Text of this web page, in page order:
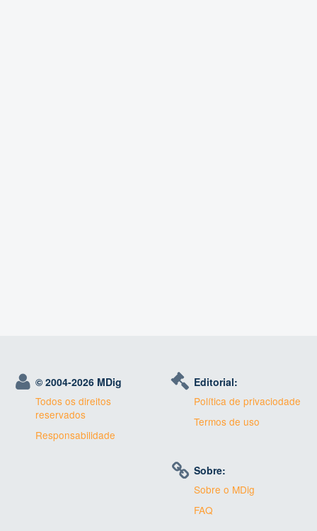
© 2004-2026 MDig
Todos os direitos
reservados
Responsabilidade
Editorial:
Política de privaciodade
Termos de uso
Sobre:
Sobre o MDig
FAQ